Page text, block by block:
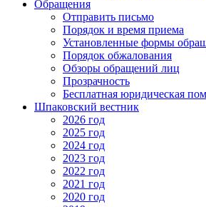
Обращения
Отправить письмо
Порядок и время приема
Установленные формы
Порядок обжалования
Обзоры обращений лиц
Прозрачность
Бесплатная юридическая
Шпаковский вестник
2026 год
2025 год
2024 год
2023 год
2022 год
2021 год
2020 год